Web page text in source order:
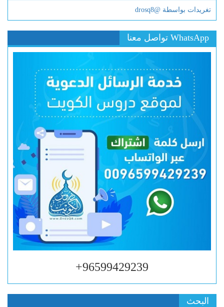
تغريدات بواسطة @drosq8
WhatsApp تواصل معنا
96599429239+
البحث